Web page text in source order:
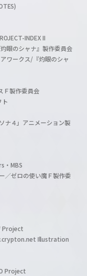
INDEX II
眼のシャナ』製作委員会
ワークス/『灼眼のシャ
Ｆ製作委員会
ト
４」アニメーション製
・MBS
／ゼロの使い魔Ｆ製作委
Project
Illustration
Project